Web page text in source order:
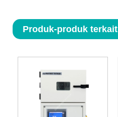
Produk-produk terkait